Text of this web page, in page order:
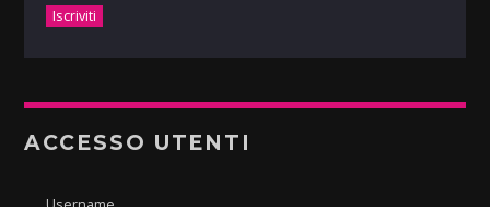
ACCESSO UTENTI